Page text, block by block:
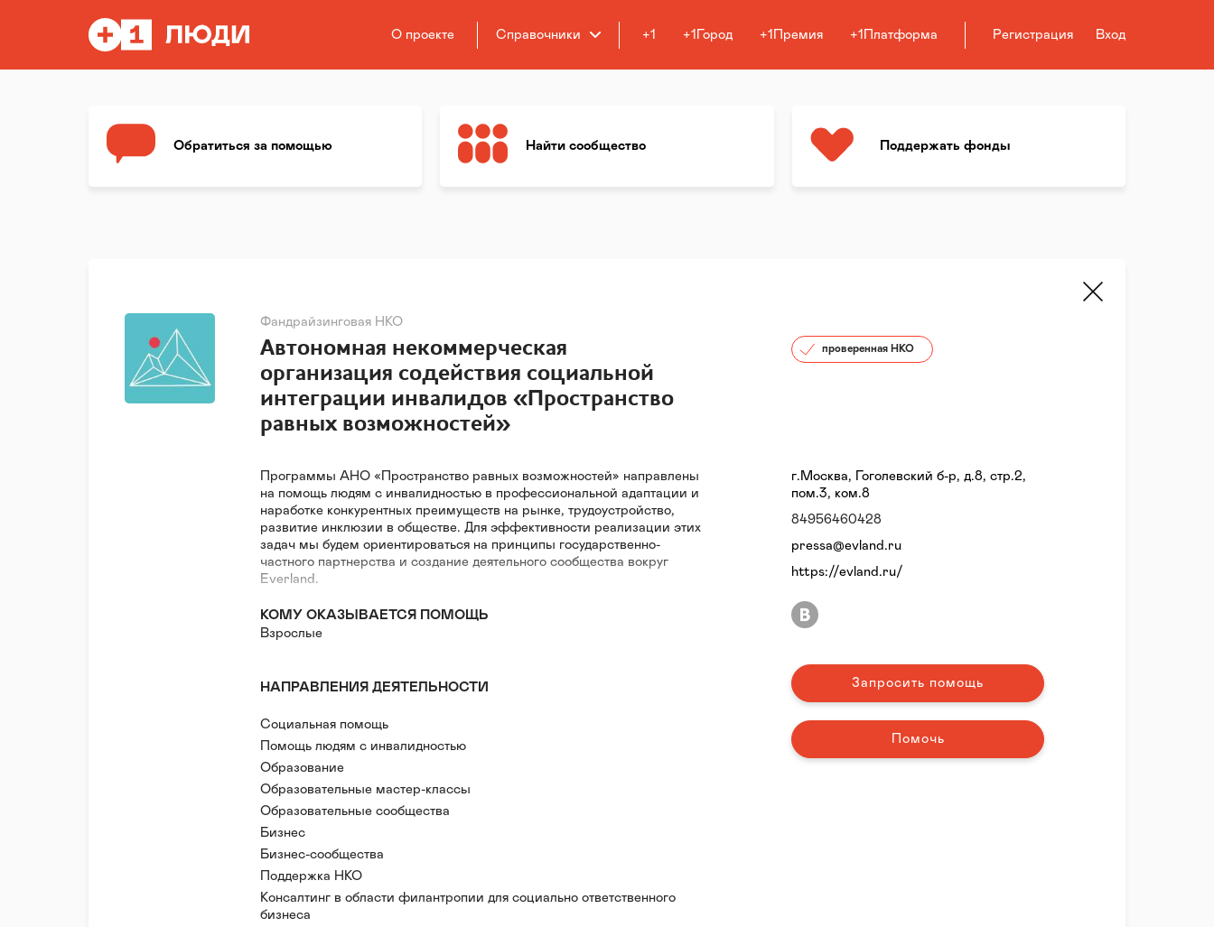
О проекте Справочники +1 +1Город +1Премия +1Платформа Регистрация Вход
Обратиться за помощью Найти сообщество Поддержать фонды
Фандрайзинговая НКО
Автономная некоммерческая
организация содействия социальной
интеграции инвалидов «Пространство
равных возможностей»
проверенная НКО
Программы АНО «Пространство равных возможностей» направлены
на помощь людям с инвалидностью в профессиональной адаптации и
наработке конкурентных преимуществ на рынке, трудоустройство,
развитие инклюзии в обществе. Для эффективности реализации этих
задач мы будем ориентироваться на принципы государственно-
частного партнерства и создание деятельного сообщества вокруг
Everland.
КОМУ ОКАЗЫВАЕТСЯ ПОМОЩЬ
Взрослые
НАПРАВЛЕНИЯ ДЕЯТЕЛЬНОСТИ
Социальная помощь
Помощь людям с инвалидностью
Образование
Образовательные мастер-классы
Образовательные сообщества
Бизнес
Бизнес-сообщества
Поддержка НКО
Консалтинг в области филантропии для социально ответственного
бизнеса
г.Москва, Гоголевский б-р, д.8, стр.2,
пом.3, ком.8
84956460428
pressa@evland.ru
https://evland.ru/
Запросить помощь
Помочь